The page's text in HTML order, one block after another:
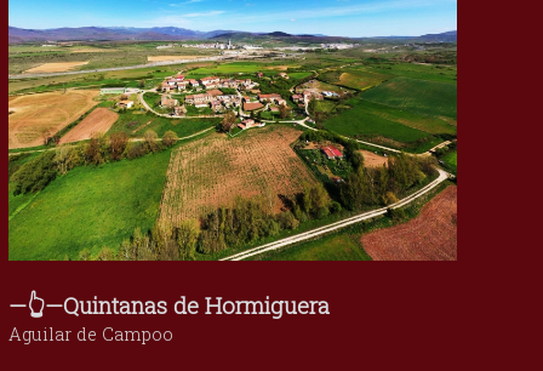
—👆—Quintanas de Hormiguera
Aguilar de Campoo